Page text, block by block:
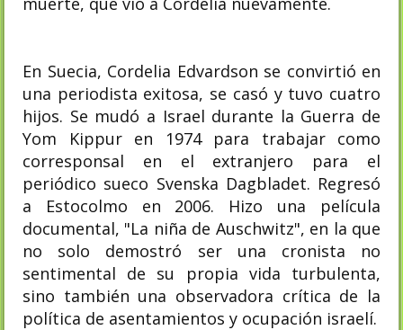
En Suecia, Cordelia Edvardson se convirtió en
una periodista exitosa, se casó y tuvo cuatro
hijos. Se mudó a Israel durante la Guerra de
Yom Kippur en 1974 para trabajar como
corresponsal en el extranjero para el
periódico sueco Svenska Dagbladet. Regresó
a Estocolmo en 2006. Hizo una película
documental, "La niña de Auschwitz", en la que
no solo demostró ser una cronista no
sentimental de su propia vida turbulenta,
sino también una observadora crítica de la
política de asentamientos y ocupación israelí.